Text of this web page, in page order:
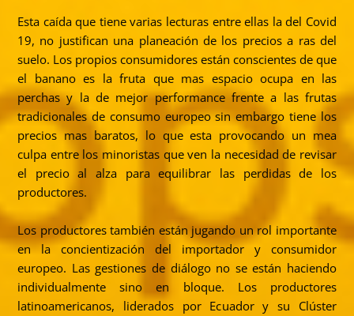
Esta caída que tiene varias lecturas entre ellas la del Covid
19, no justifican una planeación de los precios a ras del
suelo. Los propios consumidores están conscientes de que
el banano es la fruta que mas espacio ocupa en las
perchas y la de mejor performance frente a las frutas
tradicionales de consumo europeo sin embargo tiene los
precios mas baratos, lo que esta provocando un mea
culpa entre los minoristas que ven la necesidad de revisar
el precio al alza para equilibrar las perdidas de los
productores.
Los productores también están jugando un rol importante
en la concientización del importador y consumidor
europeo. Las gestiones de diálogo no se están haciendo
individualmente sino en bloque. Los productores
latinoamericanos, liderados por Ecuador y su Clúster